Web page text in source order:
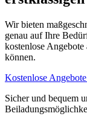
Wir bieten
genau auf Ihre
kostenlose
können.
Kostenlose
Sicher und bequem